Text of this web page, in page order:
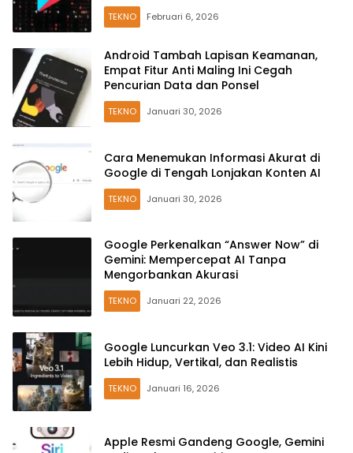
TEKNO Februari 6, 2026
Android Tambah Lapisan Keamanan,
Empat Fitur Anti Maling Ini Cegah
Pencurian Data dan Ponsel
TEKNO Januari 30, 2026
Cara Menemukan Informasi Akurat di
Google di Tengah Lonjakan Konten AI
TEKNO Januari 30, 2026
Google Perkenalkan “Answer Now” di
Gemini: Mempercepat AI Tanpa
Mengorbankan Akurasi
TEKNO Januari 22, 2026
Google Luncurkan Veo 3.1: Video AI Kini
Lebih Hidup, Vertikal, dan Realistis
TEKNO Januari 16, 2026
Apple Resmi Gandeng Google, Gemini